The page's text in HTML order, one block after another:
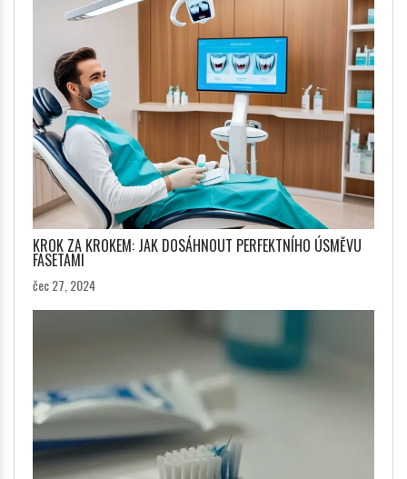
KROK ZA KROKEM: JAK DOSÁHNOUT PERFEKTNÍHO ÚSMĚVU
FASETAMI
čec 27, 2024